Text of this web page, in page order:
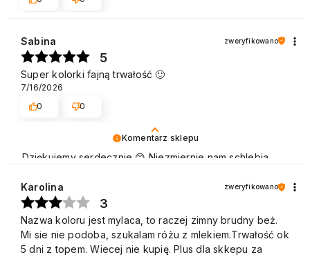
Komentarz sklepu
Dziękujemy serdecznie 😊 Niezmiernie nam schlebia
się dużą popularnością zarówno w użytku domowym,
jak i w gabinetach kosmetycznych. Pozdrawiamy
Sabina zweryfikowano
5
Super kolorki fajną trwałość 🙂
7/16/2026
0
0
Karolina zweryfikowano
3
Nazwa koloru jest mylaca, to raczej zimny brudny beż.
Mi sie nie podoba, szukalam różu z mlekiem.Trwałość ok
5 dni z topem. Wiecej nie kupię. Plus dla skkepu za